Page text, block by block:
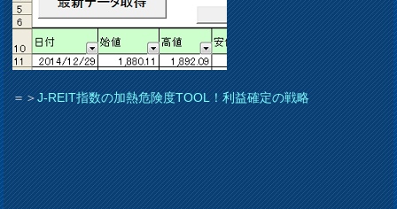
＝＞J-REIT指数の加熱危険度TOOL！利益確定の戦略